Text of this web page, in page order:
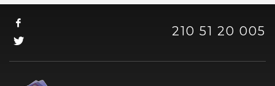
210 51 20 005